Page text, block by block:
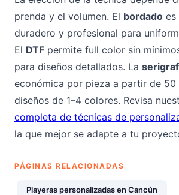
prenda y el volumen. El bordado es
duradero y profesional para
El DTF permite full color sin
para diseños detallados. La
económica por pieza a partir de 50
diseños de 1–4 colores. Revisa
completa de técnicas de
la que mejor se adapte a tu
PÁGINAS RELACIONADAS
Playeras personalizadas en Cancún